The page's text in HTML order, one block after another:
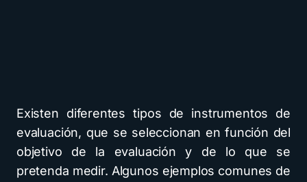
Existen diferentes tipos de instrumentos de
evaluación, que se seleccionan en función del
objetivo de la evaluación y de lo que se
pretenda medir. Algunos ejemplos comunes de